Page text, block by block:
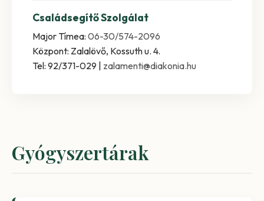
Családsegítő Szolgálat
Major Tímea: 06-30/574-2096
Központ: Zalalövő, Kossuth u. 4.
Tel: 92/371-029 | zalamenti@diakonia.hu
Gyógyszertárak